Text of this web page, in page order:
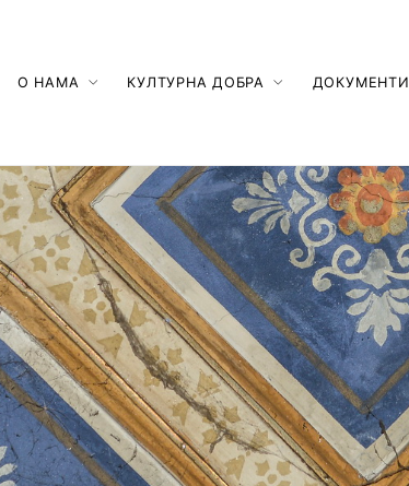
О НАМА КУЛТУРНА ДОБРА ДОКУМЕНТИ